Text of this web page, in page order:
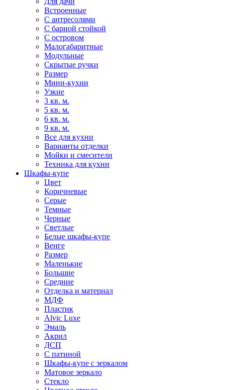
Встроенные
С антресолями
С барной стойкой
С островом
Малогабаритные
Модульные
Скрытые ручки
Размер
Мини-кухни
Узкие
3 кв. м.
5 кв. м.
6 кв. м.
9 кв. м.
Все для кухни
Варианты отделки
Мойки и смесители
Техника для кухни
Шкафы-купе
Цвет
Коричневые
Серые
Темные
Черные
Светлые
Белые шкафы-купе
Венге
Размер
Маленькие
Большие
Средние
Отделка и материал
МДФ
Пластик
Alvic Luxe
Эмаль
Акрил
ДСП
С патиной
Шкафы-купе с зеркалом
Матовое зеркало
Стекло